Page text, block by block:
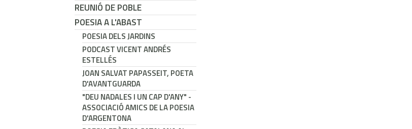
REUNIÓ DE POBLE
POESIA A L'ABAST
POESIA DELS JARDINS
PODCAST VICENT ANDRÉS
ESTELLÉS
JOAN SALVAT PAPASSEIT, POETA
D'AVANTGUARDA
"DEU NADALES I UN CAP D'ANY" -
ASSOCIACIÓ AMICS DE LA POESIA
D'ARGENTONA